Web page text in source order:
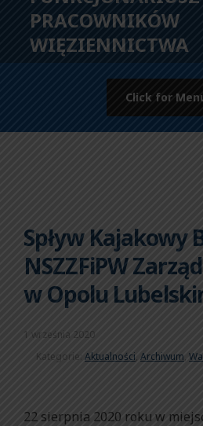
PRACOWNIKÓW
WIĘZIENNICTWA
Click for
Spływ Kajakowy
NSZZFiPW
w Opolu
1 września 2020
Kategorie: Aktualności, Archiwum,
22 sierpnia 2020 roku w